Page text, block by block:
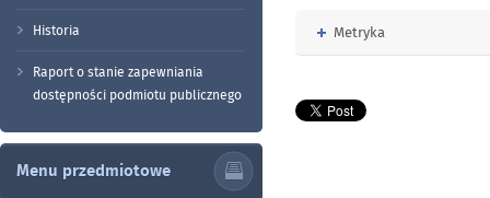
Historia
Raport o stanie zapewniania
dostępności podmiotu publicznego
Menu przedmiotowe
Rozwiń
Metryka